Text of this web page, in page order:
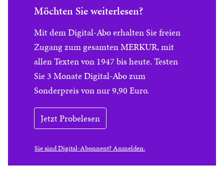
Möchten Sie weiterlesen?
Mit dem Digital-Abo erhalten Sie freien
Zugang zum gesamten MERKUR, mit
allen Texten von 1947 bis heute. Testen
Sie 3 Monate Digital-Abo zum
Sonderpreis von nur 9,90 Euro.
Jetzt Probelesen
Sie sind Digital-Abonnent? Anmelden.